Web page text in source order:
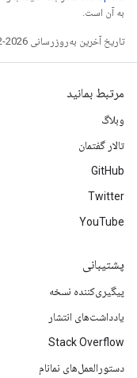
به آن است.
تاریخ آخرین به‌روزرسانی 2026-02-18 به‌وقت ساعت هماهنگ جهانی.
مرتبط بمانید
وبلاگ
تالار گفتمان
GitHub
Twitter
YouTube
پشتیبانی
پیگیری‌کننده نسخه
یادداشت‌های انتشار
Stack Overflow
دستورالعمل‌های نمانام